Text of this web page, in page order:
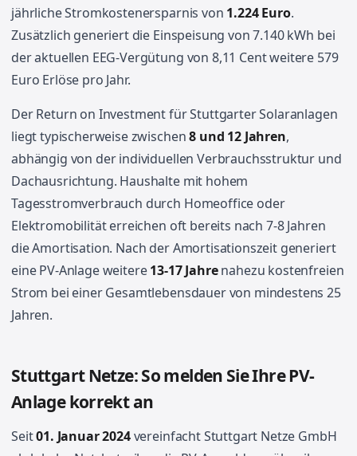
jährliche Stromkostenersparnis von 1.224 Euro.
Zusätzlich generiert die Einspeisung von 7.140 kWh bei
der aktuellen EEG-Vergütung von 8,11 Cent weitere 579
Euro Erlöse pro Jahr.
Der Return on Investment für Stuttgarter Solaranlagen
liegt typischerweise zwischen8 und 12 Jahren,
abhängig von der individuellen Verbrauchsstruktur und
Dachausrichtung. Haushalte mit hohem
Tagesstromverbrauch durch Homeoffice oder
Elektromobilität erreichen oft bereits nach 7-8 Jahren
die Amortisation. Nach der Amortisationszeit generiert
eine PV-Anlage weitere13-17 Jahrenahezu kostenfreien
Strom bei einer Gesamtlebensdauer von mindestens 25
Jahren.
Stuttgart Netze: So melden Sie Ihre PV-
Anlage korrekt an
Seit01. Januar 2024vereinfacht Stuttgart Netze GmbH